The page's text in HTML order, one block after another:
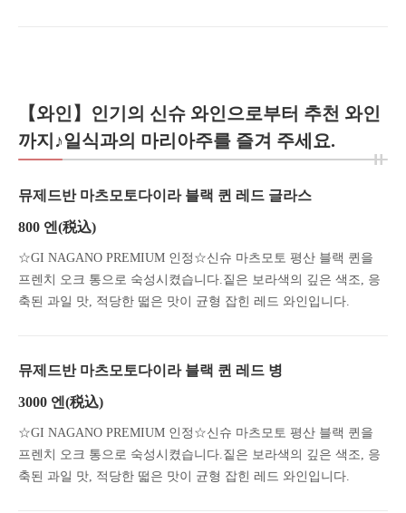
【와인】인기의 신슈 와인으로부터 추천 와인
까지♪일식과의 마리아주를 즐겨 주세요.
뮤제드반 마츠모토다이라 블랙 퀸 레드 글라스
800 엔 (税込)
☆GI NAGANO PREMIUM 인정☆신슈 마츠모토 평산 블랙 퀸을
프렌치 오크 통으로 숙성시켰습니다.짙은 보라색의 깊은 색조, 응
축된 과일 맛, 적당한 떫은 맛이 균형 잡힌 레드 와인입니다.
뮤제드반 마츠모토다이라 블랙 퀸 레드 병
3000 엔 (税込)
☆GI NAGANO PREMIUM 인정☆신슈 마츠모토 평산 블랙 퀸을
프렌치 오크 통으로 숙성시켰습니다.짙은 보라색의 깊은 색조, 응
축된 과일 맛, 적당한 떫은 맛이 균형 잡힌 레드 와인입니다.